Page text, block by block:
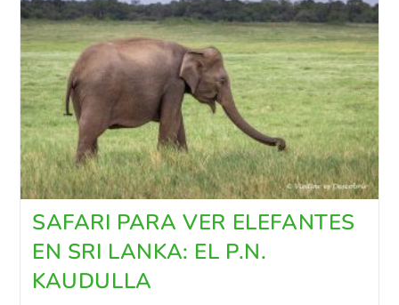
SAFARI PARA VER ELEFANTES
EN SRI LANKA: EL P.N.
KAUDULLA